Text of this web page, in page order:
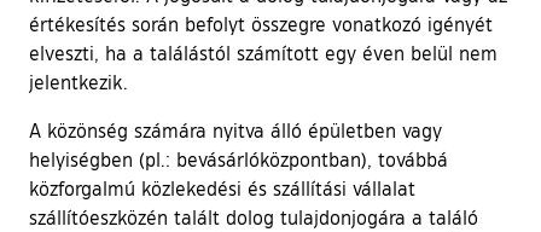
értékesítés során befolyt összegre vonatkozó igényét
elveszti, ha a találástól számított egy éven belül nem
jelentkezik.
A közönség számára nyitva álló épületben vagy
helyiségben (pl.: bevásárlóközpontban), továbbá
közforgalmú közlekedési és szállítási vállalat
szállítóeszközén talált dolog tulajdonjogára a találó